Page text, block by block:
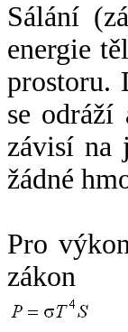
Sálání
energie
prostoru.
se odráží
závisí na
žádné
Pro
zákon